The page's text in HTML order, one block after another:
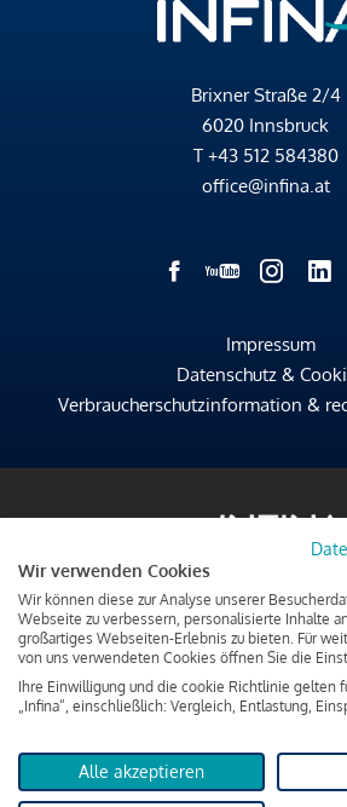
Brixner Straße 2/4
6020 Innsbruck
T +43 512 584380
office@infina.at
Impressum
Datenschutz &
Verbraucherschutzinformation &
Wir verwenden Cookies
Wir können diese zur Analyse unserer
Webseite zu verbessern, personalisierte Inhalte
großartiges Webseiten-Erlebnis zu bieten. Für
von uns verwendeten Cookies öffnen Sie die
Ihre Einwilligung und die cookie Richtlinie gelten
„Infina“, einschließlich: Vergleich, Entlastung,
Alle akzeptieren